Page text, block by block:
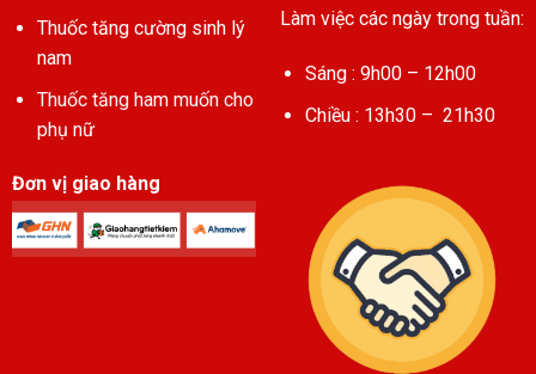
Thuốc tăng cường sinh lý
nam
Thuốc tăng ham muốn cho
phụ nữ
Đơn vị giao hàng
Làm việc các ngày trong tuần:
Sáng : 9h00 – 12h00
Chiều : 13h30 – 21h30